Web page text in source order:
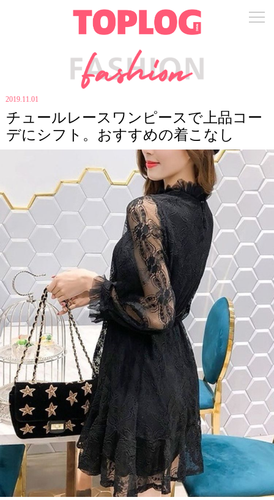
2019.11.01
チュールレースワンピースで上品コー
デにシフト。おすすめの着こなし